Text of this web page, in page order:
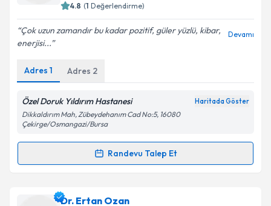
Kişisel verilerimin işlenmesine ilişkin
Metni'ni okudum ve kişisel verilerimin belirtilen
kapsamda işlenmesini kabul ediyorum.
4.8 (1 Değerlendirme)
Çok uzun zamandır bu kadar pozitif, güler yüzlü, kibar,
enerjisi...
Devamı
Adres 1 Adres 2
Özel Doruk Yıldırım Hastanesi Haritada Göster
Dikkaldırım Mah, Zübeydehanım Cad No:5, 16080
Çekirge/Osmangazi/Bursa
Randevu Talep Et
Randevu Takvimi Talebi
Dr. Hakan Siviş için randevu takvimi talebi oluşturun.
Dr. Ertan Ozan